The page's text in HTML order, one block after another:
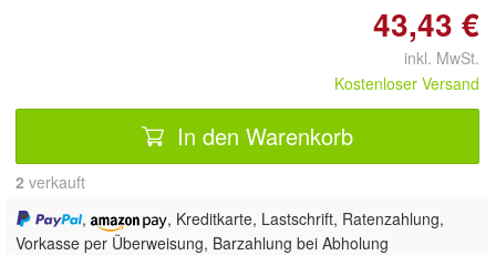
43,43 €
inkl. MwSt.
Kostenloser Versand
In den Warenkorb
2 verkauft
,
, Kreditkarte, Lastschrift, Ratenzahlung,
Vorkasse per Überweisung, Barzahlung bei Abholung